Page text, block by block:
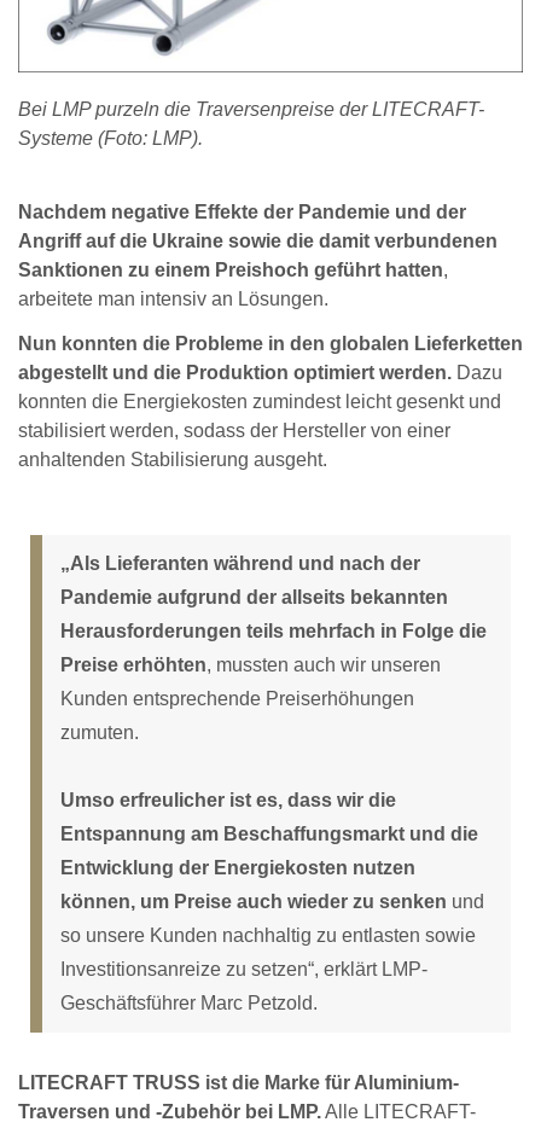
Bei LMP purzeln die Traversenpreise der LITECRAFT-
Systeme (Foto: LMP).
Nachdem negative Effekte der Pandemie und der
Angriff auf die Ukraine sowie die damit verbundenen
Sanktionen zu einem Preishoch geführt hatten,
arbeitete man intensiv an Lösungen.
Nun konnten die Probleme in den globalen Lieferketten
abgestellt und die Produktion optimiert werden. Dazu
konnten die Energiekosten zumindest leicht gesenkt und
stabilisiert werden, sodass der Hersteller von einer
anhaltenden Stabilisierung ausgeht.
„Als Lieferanten während und nach der
Pandemie aufgrund der allseits bekannten
Herausforderungen teils mehrfach in Folge die
Preise erhöhten, mussten auch wir unseren
Kunden entsprechende Preiserhöhungen
zumuten.
Umso erfreulicher ist es, dass wir die
Entspannung am Beschaffungsmarkt und die
Entwicklung der Energiekosten nutzen
können, um Preise auch wieder zu senken und
so unsere Kunden nachhaltig zu entlasten sowie
Investitionsanreize zu setzen“, erklärt LMP-
Geschäftsführer Marc Petzold.
LITECRAFT TRUSS ist die Marke für Aluminium-
Traversen und -Zubehör bei LMP.Alle LITECRAFT-